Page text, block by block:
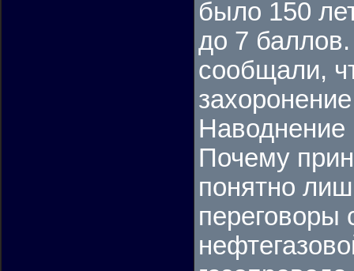
было 150
до 7
сообщали,
Почему
понятно
переговоры